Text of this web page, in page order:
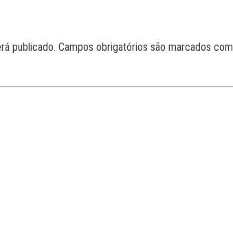
publicado. Campos obrigatórios são marcados com